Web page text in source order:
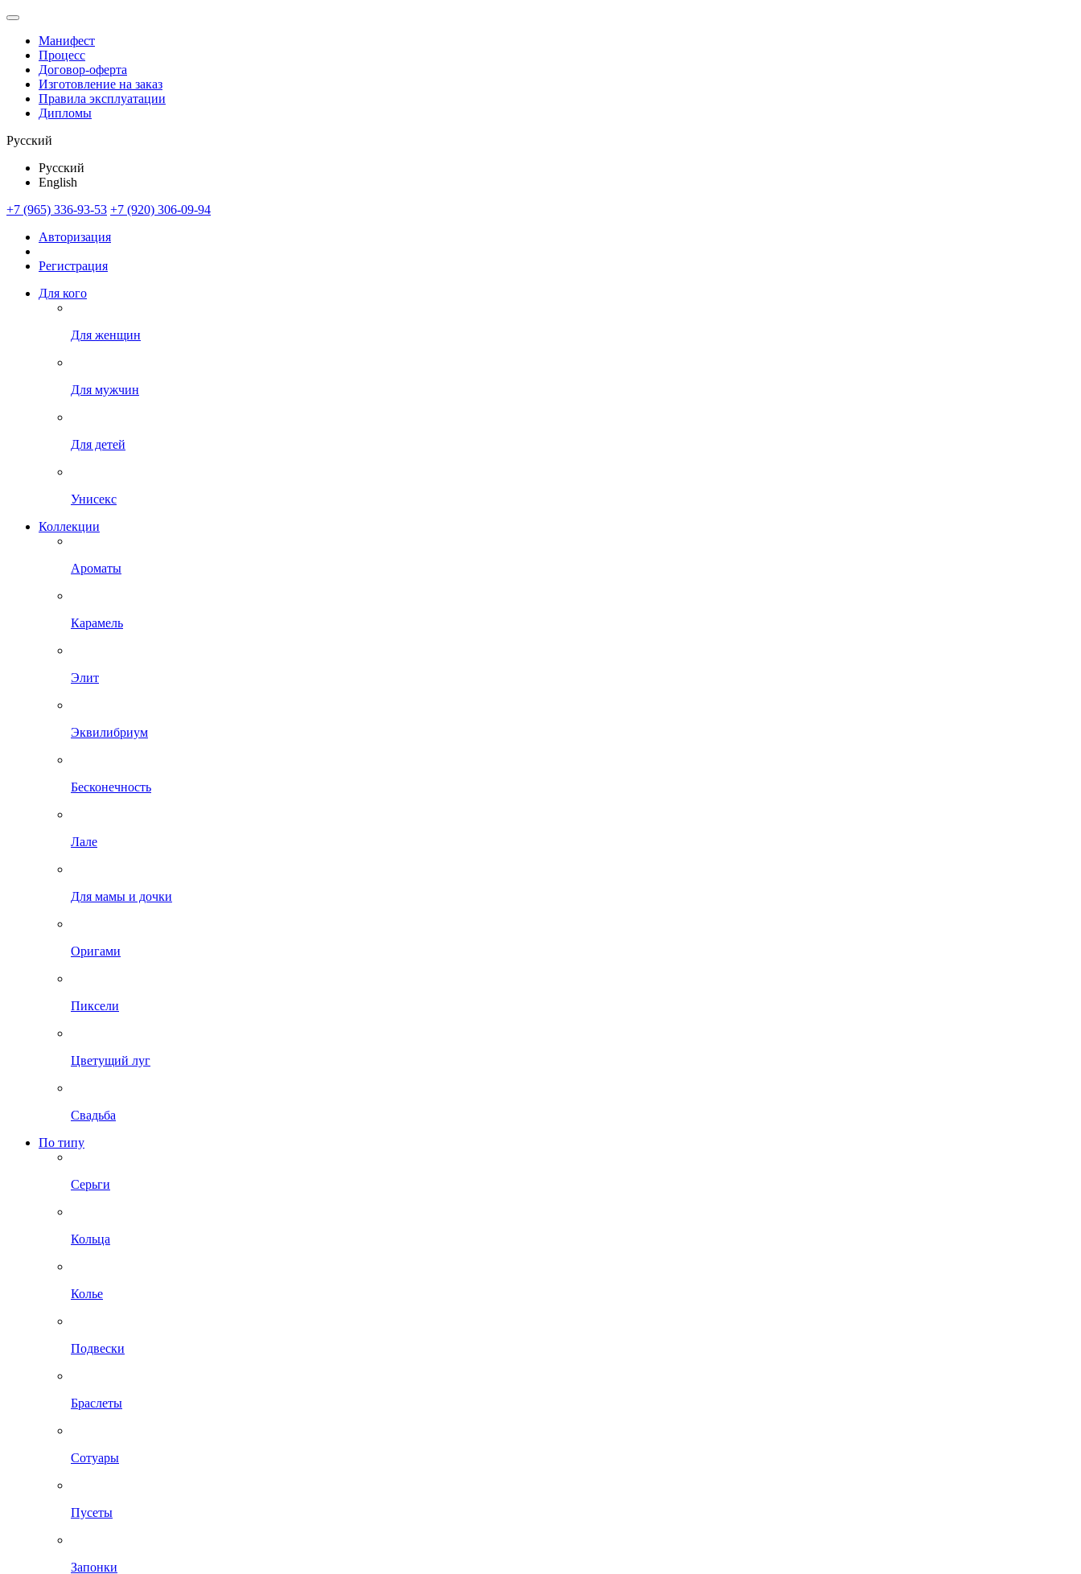
Манифест
Процесс
Договор-оферта
Изготовление на заказ
Правила эксплуатации
Дипломы
Русский
Русский
English
+7 (965) 336-93-53 +7 (920) 306-09-94
Авторизация
Регистрация
Для кого
Для женщин
Для мужчин
Для детей
Унисекс
Коллекции
Ароматы
Карамель
Элит
Эквилибриум
Бесконечность
Лале
Для мамы и дочки
Оригами
Пиксели
Цветущий луг
Свадьба
По типу
Серьги
Кольца
Колье
Подвески
Браслеты
Сотуары
Пусеты
Запонки